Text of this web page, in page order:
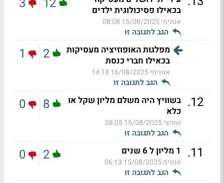
בכאילו פסיכולוגית ילדים
אנונימי15/08/2025 08:08
הגב לתגובה זו
מפלגות האופוזיציה מעסיקות
בכאילו חברי כנסת
אנונימי16/08/2025 14:13
הגב לתגובה זו
2
1
12
. בשוויץ היה משלם מליון שקל או
כלא
שוויצי15/08/2025 08:05
הגב לתגובה זו
8
0
11
. 1 מליון ל 6 שנים
אנונימ15/08/2025 06:13
הגב לתגובה זו
2
0